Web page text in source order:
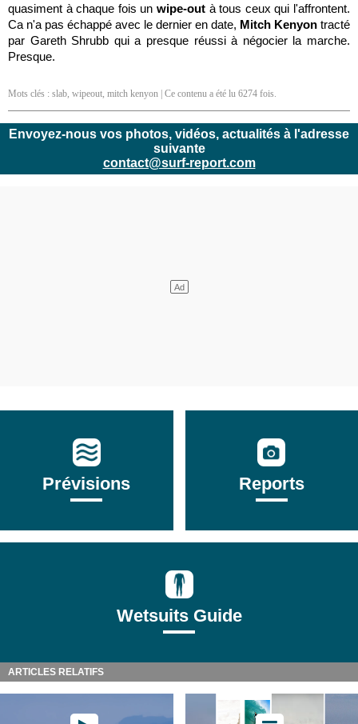
quasiment à chaque fois un wipe-out à tous ceux qui l'affrontent.
Ca n'a pas échappé avec le dernier en date, Mitch Kenyon tracté
par Gareth Shrubb qui a presque réussi à négocier la marche.
Presque.
Mots clés : slab, wipeout, mitch kenyon | Ce contenu a été lu 6274 fois.
Envoyez-nous vos photos, vidéos, actualités à l'adresse
suivante
contact@surf-report.com
Prévisions Reports
Wetsuits Guide
ARTICLES RELATIFS